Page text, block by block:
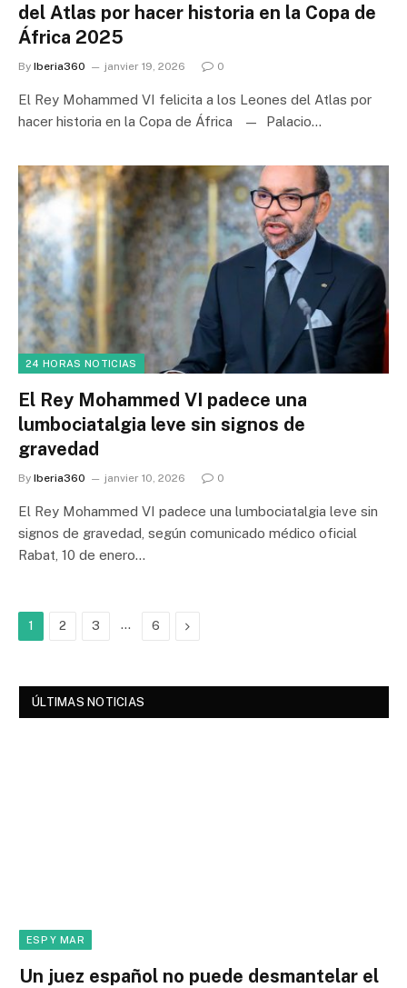
del Atlas por hacer historia en la Copa de
África 2025
By Iberia360 janvier 19, 2026 0
El Rey Mohammed VI felicita a los Leones del Atlas por
hacer historia en la Copa de África — Palacio…
24 HORAS NOTICIAS
El Rey Mohammed VI padece una
lumbociatalgia leve sin signos de
gravedad
By Iberia360 janvier 10, 2026 0
El Rey Mohammed VI padece una lumbociatalgia leve sin
signos de gravedad, según comunicado médico oficial
Rabat, 10 de enero…
1 2 3 … 6 Next
ÚLTIMAS NOTICIAS
ESP Y MAR
Un juez español no puede desmantelar el